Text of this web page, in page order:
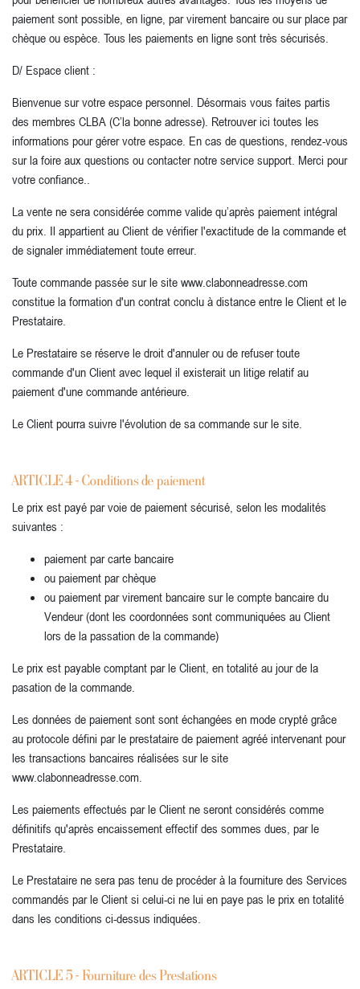
paiement sont possible, en ligne, par virement bancaire ou sur place par
chèque ou espèce. Tous les paiements en ligne sont très sécurisés.
D/ Espace client :
Bienvenue sur votre espace personnel. Désormais vous faites partis
des membres CLBA (C’la bonne adresse). Retrouver ici toutes les
informations pour gérer votre espace. En cas de questions, rendez-vous
sur la foire aux questions ou contacter notre service support. Merci pour
votre confiance..
La vente ne sera considérée comme valide qu’après paiement intégral
du prix. Il appartient au Client de vérifier l'exactitude de la commande et
de signaler immédiatement toute erreur.
Toute commande passée sur le site www.clabonneadresse.com
constitue la formation d'un contrat conclu à distance entre le Client et le
Prestataire.
Le Prestataire se réserve le droit d'annuler ou de refuser toute
commande d'un Client avec lequel il existerait un litige relatif au
paiement d'une commande antérieure.
Le Client pourra suivre l'évolution de sa commande sur le site.
ARTICLE 4 - Conditions de paiement
Le prix est payé par voie de paiement sécurisé, selon les modalités
suivantes :
paiement par carte bancaire
ou paiement par chèque
ou paiement par virement bancaire sur le compte bancaire du
Vendeur (dont les coordonnées sont communiquées au Client
lors de la passation de la commande)
Le prix est payable comptant par le Client, en totalité au jour de la
pasation de la commande.
Les données de paiement sont sont échangées en mode crypté grâce
au protocole défini par le prestataire de paiement agréé intervenant pour
les transactions bancaires réalisées sur le site
www.clabonneadresse.com.
Les paiements effectués par le Client ne seront considérés comme
définitifs qu'après encaissement effectif des sommes dues, par le
Prestataire.
Le Prestataire ne sera pas tenu de procéder à la fourniture des Services
commandés par le Client si celui-ci ne lui en paye pas le prix en totalité
dans les conditions ci-dessus indiquées.
ARTICLE 5 - Fourniture des Prestations